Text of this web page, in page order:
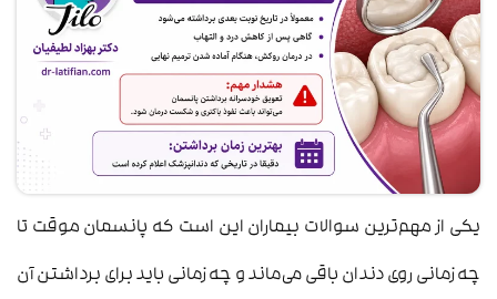
یکی از مهم‌ترین سوالات بیماران این است که پانسمان موقت تا
چه زمانی روی دندان باقی می‌ماند و چه زمانی باید برای برداشتن آن